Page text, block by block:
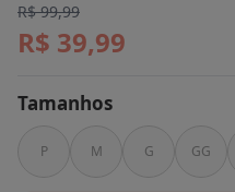
R$ 99,99
R$ 39,99
Tamanhos
P M G GG